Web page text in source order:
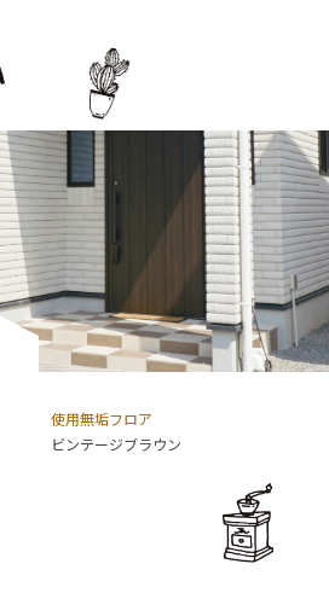
使用無垢フロア
ビンテージブラウン